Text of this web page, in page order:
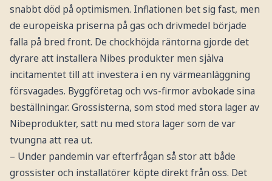
snabbt död på optimismen. Inflationen bet sig fast, men
de europeiska priserna på gas och drivmedel började
falla på bred front. De chockhöjda räntorna gjorde det
dyrare att installera Nibes produkter men själva
incitamentet till att investera i en ny värmeanläggning
försvagades. Byggföretag och vvs-firmor avbokade sina
beställningar. Grossisterna, som stod med stora lager av
Nibeprodukter, satt nu med stora lager som de var
tvungna att rea ut.
– Under pandemin var efterfrågan så stor att både
grossister och installatörer köpte direkt från oss. Det